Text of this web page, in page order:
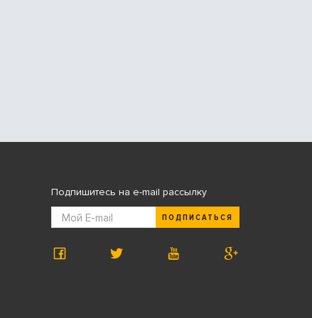
Подпишитесь на e-mail рассылку
ПОДПИСАТЬСЯ